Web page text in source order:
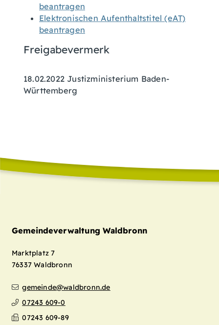
beantragen
Elektronischen Aufenthaltstitel (eAT)
beantragen
Freigabevermerk
18.02.2022 Justizministerium Baden-
Württemberg
Gemeindeverwaltung Waldbronn
Marktplatz 7
76337 Waldbronn
gemeinde@waldbronn.de
07243 609-0
07243 609-89